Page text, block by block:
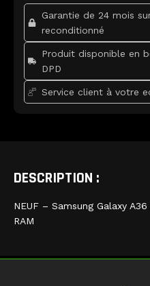
k
Garantie de 24 mois
reconditionné
Produit disponible en
DPD
Service client à votre
DESCRIPTION :
NEUF – Samsung Galaxy
RAM